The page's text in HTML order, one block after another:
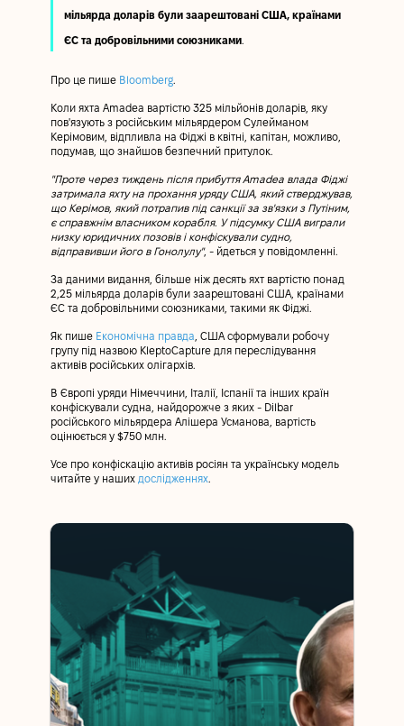
мільярда доларів були заарештовані США, країнами
ЄС та добровільними союзниками.
Про це пише Bloomberg.
Коли яхта Amadea вартістю 325 мільйонів доларів, яку
пов'язують з російським мільярдером Сулейманом
Керімовим, відпливла на Фіджі в квітні, капітан, можливо,
подумав, що знайшов безпечний притулок.
"Проте через тиждень після прибуття Amadea влада Фіджі
затримала яхту на прохання уряду США, який стверджував,
що Керімов, який потрапив під санкції за зв'язки з Путіним,
є справжнім власником корабля. У підсумку США виграли
низку юридичних позовів і конфіскували судно,
відправивши його в Гонолулу", - йдеться у повідомленні.
За даними видання, більше ніж десять яхт вартістю понад
2,25 мільярда доларів були заарештовані США, країнами
ЄС та добровільними союзниками, такими як Фіджі.
Як пише Економічна правда, США сформували робочу
групу під назвою KleptoCapture для переслідування
активів російських олігархів.
В Європі уряди Німеччини, Італії, Іспанії та інших країн
конфіскували судна, найдорожче з яких - Dilbar
російського мільярдера Алішера Усманова, вартість
оцінюється у $750 млн.
Усе про конфіскацію активів росіян та українську модель
читайте у наших дослідженнях.